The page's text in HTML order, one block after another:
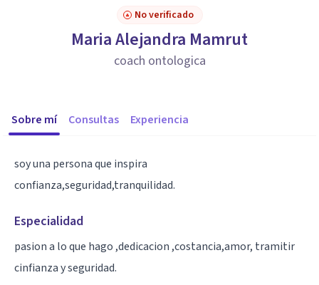
No verificado
Maria Alejandra Mamrut
coach ontologica
Sobre mí Consultas Experiencia
soy una persona que inspira
confianza,seguridad,tranquilidad.
Especialidad
pasion a lo que hago ,dedicacion ,costancia,amor, tramitir
cinfianza y seguridad.